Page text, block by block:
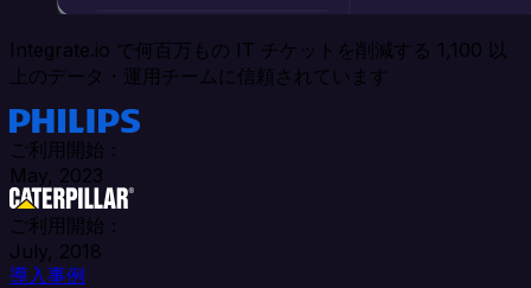
Integrate.io で何百万もの IT チケットを削減する 1,100 以
上のデータ・運用チームに信頼されています
ご利用開始：
May, 2023
ご利用開始：
July, 2018
導入事例